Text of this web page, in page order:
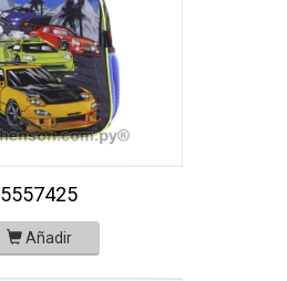
5557425
Añadir